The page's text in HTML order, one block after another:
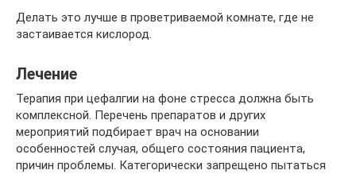
Делать это лучше в проветриваемой комнате, где не
застаивается кислород.
Лечение
Терапия при цефалгии на фоне стресса должна быть
комплексной. Перечень препаратов и других
мероприятий подбирает врач на основании
особенностей случая, общего состояния пациента,
причин проблемы. Категорически запрещено пытаться